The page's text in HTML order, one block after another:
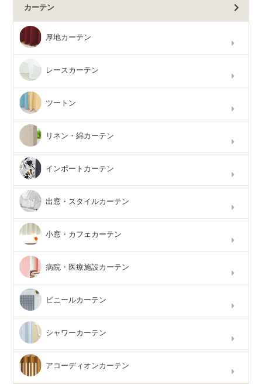
カーテン
厚地カーテン
レースカーテン
ツートン
リネン・綿カーテン
インポートカーテン
出窓・スタイルカーテン
小窓・カフェカーテン
病院・医療施設カーテン
ビニールカーテン
シャワーカーテン
アコーディオンカーテン